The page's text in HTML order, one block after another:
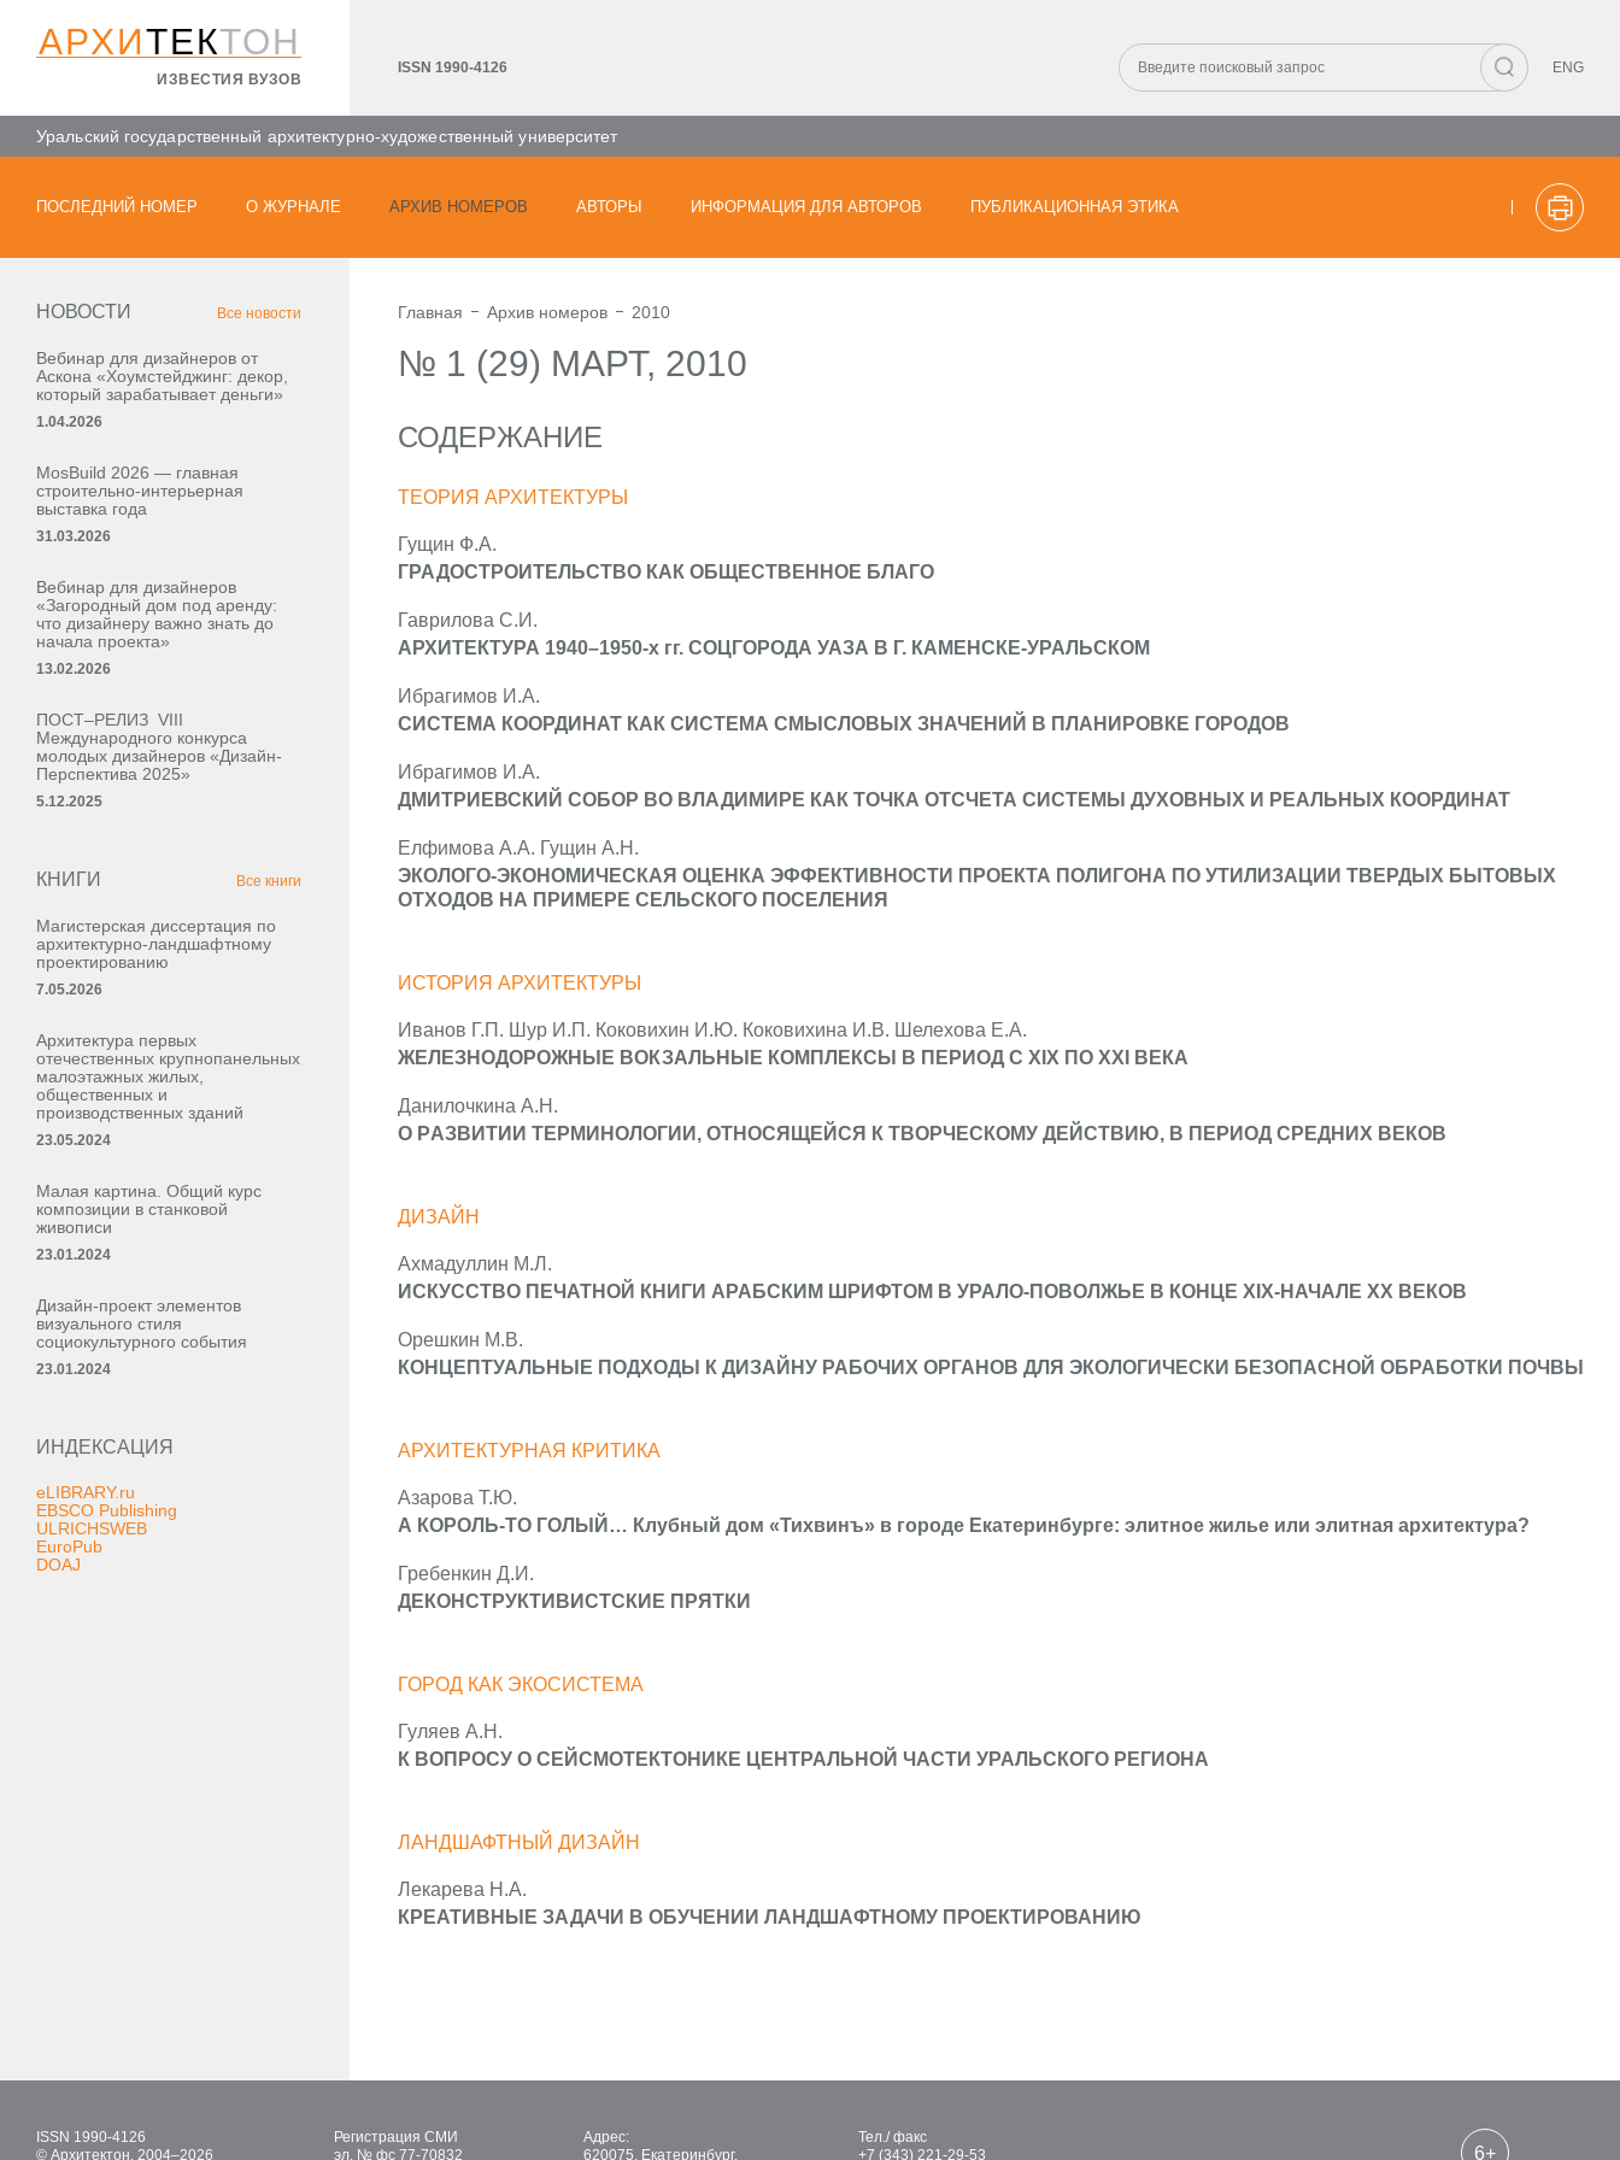
АРХИТЕКТОН
ИЗВЕСТИЯ ВУЗОВ
ISSN 1990-4126 ENG
Уральский государственный архитектурно-художественный университет
ПОСЛЕДНИЙ НОМЕР О ЖУРНАЛЕ АРХИВ НОМЕРОВ АВТОРЫ ИНФОРМАЦИЯ ДЛЯ АВТОРОВ ПУБЛИКАЦИОННАЯ ЭТИКА
НОВОСТИ Все новости
Вебинар для дизайнеров от
Аскона «Хоумстейджинг: декор,
который зарабатывает деньги»
1.04.2026
MosBuild 2026 — главная
строительно-интерьерная
выставка года
31.03.2026
Вебинар для дизайнеров
«Загородный дом под аренду:
что дизайнеру важно знать до
начала проекта»
13.02.2026
ПОСТ–РЕЛИЗ VIII
Международного конкурса
молодых дизайнеров «Дизайн-
Перспектива 2025»
5.12.2025
КНИГИ Все книги
Магистерская диссертация по
архитектурно-ландшафтному
проектированию
7.05.2026
Архитектура первых
отечественных крупнопанельных
малоэтажных жилых,
общественных и
производственных зданий
23.05.2024
Малая картина. Общий курс
композиции в станковой
живописи
23.01.2024
Дизайн-проект элементов
визуального стиля
социокультурного события
23.01.2024
ИНДЕКСАЦИЯ
eLIBRARY.ru
EBSCO Publishing
ULRICHSWEB
EuroPub
DOAJ
Главная Архив номеров 2010
№ 1 (29) МАРТ, 2010
СОДЕРЖАНИЕ
ТЕОРИЯ АРХИТЕКТУРЫ
Гущин Ф.А.
ГРАДОСТРОИТЕЛЬСТВО КАК ОБЩЕСТВЕННОЕ БЛАГО
Гаврилова С.И.
AРХИТЕКТУРА 1940–1950-х гг. СОЦГОРОДА УАЗА В Г. КАМЕНСКЕ-УРАЛЬСКОМ
Ибрагимов И.А.
СИСТЕМА КООРДИНАТ КАК СИСТЕМА СМЫСЛОВЫХ ЗНАЧЕНИЙ В ПЛАНИРОВКЕ ГОРОДОВ
Ибрагимов И.А.
ДМИТРИЕВСКИЙ СОБОР ВО ВЛАДИМИРЕ КАК ТОЧКА ОТСЧЕТА СИСТЕМЫ ДУХОВНЫХ И РЕАЛЬНЫХ КООРДИНАТ
Елфимова А.А. Гущин А.Н.
ЭКОЛОГО-ЭКОНОМИЧЕСКАЯ ОЦЕНКА ЭФФЕКТИВНОСТИ ПРОЕКТА ПОЛИГОНА ПО УТИЛИЗАЦИИ ТВЕРДЫХ БЫТОВЫХ
ОТХОДОВ НА ПРИМЕРЕ СЕЛЬСКОГО ПОСЕЛЕНИЯ
ИСТОРИЯ АРХИТЕКТУРЫ
Иванов Г.П. Шур И.П. Коковихин И.Ю. Коковихина И.В. Шелехова Е.А.
ЖЕЛЕЗНОДОРОЖНЫЕ ВОКЗАЛЬНЫЕ КОМПЛЕКСЫ В ПЕРИОД С XIX ПО XXI ВЕКА
Данилочкина А.Н.
O PАЗВИТИИ ТЕРМИНОЛОГИИ, ОТНОСЯЩЕЙСЯ К ТВОРЧЕСКОМУ ДЕЙСТВИЮ, В ПЕРИОД СРЕДНИХ ВЕКОВ
ДИЗАЙН
Ахмадуллин М.Л.
ИСКУССТВО ПЕЧАТНОЙ КНИГИ АРАБСКИМ ШРИФТОМ В УРАЛО-ПОВОЛЖЬЕ В КОНЦЕ XIX-НАЧАЛЕ XX ВЕКОВ
Орешкин М.В.
КОНЦЕПТУАЛЬНЫЕ ПОДХОДЫ К ДИЗАЙНУ РАБОЧИХ ОРГАНОВ ДЛЯ ЭКОЛОГИЧЕСКИ БЕЗОПАСНОЙ ОБРАБОТКИ ПОЧВЫ
АРХИТЕКТУРНАЯ КРИТИКА
Азарова Т.Ю.
А КОРОЛЬ-ТО ГОЛЫЙ… Клубный дом «Тихвинъ» в городе Екатеринбурге: элитное жилье или элитная архитектура?
Гребенкин Д.И.
ДЕКОНСТРУКТИВИСТСКИЕ ПРЯТКИ
ГОРОД КАК ЭКОСИСТЕМА
Гуляев А.Н.
К ВОПРОСУ О СЕЙСМОТЕКТОНИКЕ ЦЕНТРАЛЬНОЙ ЧАСТИ УРАЛЬСКОГО РЕГИОНА
ЛАНДШАФТНЫЙ ДИЗАЙН
Лекарева Н.А.
КРЕАТИВНЫЕ ЗАДАЧИ В ОБУЧЕНИИ ЛАНДШАФТНОМУ ПРОЕКТИРОВАНИЮ
ISSN 1990-4126
© Архитектон, 2004–2026
Регистрация СМИ
эл. № фс 77-70832
Адрес:
620075, Екатеринбург,
Тел./ факс
+7 (343) 221-29-53
6+